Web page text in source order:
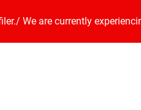
/ We are currently